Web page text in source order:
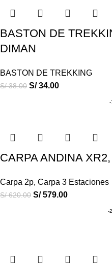
BASTON DE
DIMAN
BASTON DE TREKKING
S/38.00 S/34.00
-
CARPA ANDINA
Carpa 2p, Carpa 3 Estaciones
S/620.00 S/579.00
-